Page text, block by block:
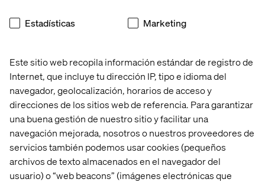
Este sitio web recopila información estándar de registro de
Internet, que incluye tu dirección IP, tipo e idioma del
navegador, geolocalización, horarios de acceso y
direcciones de los sitios web de referencia. Para garantizar
una buena gestión de nuestro sitio y facilitar una
navegación mejorada, nosotros o nuestros proveedores de
servicios también podemos usar cookies (pequeños
archivos de texto almacenados en el navegador del
usuario) o “web beacons” (imágenes electrónicas que
Estadísticas Marketing
Home
Acerca de
Oficinas
Quiénes somos